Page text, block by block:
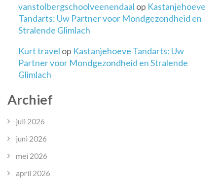
vanstolbergschoolveenendaal op Kastanjehoeve
Tandarts: Uw Partner voor Mondgezondheid en
Stralende Glimlach
Kurt travel op Kastanjehoeve Tandarts: Uw
Partner voor Mondgezondheid en Stralende
Glimlach
Archief
juli 2026
juni 2026
mei 2026
april 2026